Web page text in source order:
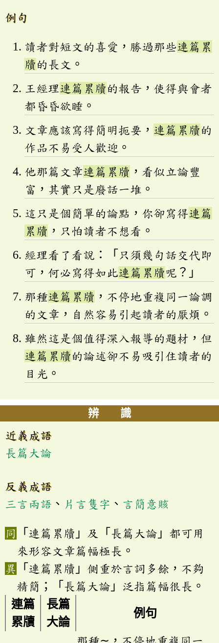
例句
讀者對短文的喜愛，勝過那些連篇累
牘的長文。
王經理連篇累牘的報告，使得與會者
都昏昏欲睡。
文章應該寫得簡明扼要， 連篇累牘的
作品不易受人歡迎。
他那篇文章連篇累牘 ，看似立論豐
富，其實只是廢話一堆。
這只是個簡單的論點，你卻寫得連篇
累牘 ，只怕讀者不想看。
經理看了看說：「只須幾句話交代即
可，何必寫得如此連篇累牘呢？」
那種連篇累牘 ，不停地重複同一論調
的文章，自然容易引起讀者的厭煩。
雖然這是個值得深入報導的題材，但
連篇累牘的論述卻不易吸引住讀者的
目光。
辨 識
近義成語
長篇大論
反義成語
三言兩語 、 片言隻字 、 言簡意賅
「連篇累牘」及「長篇大論」都可用
來形容文章篇幅極長。
「連篇累牘」側重於言詞多餘，不夠
精簡；「長篇大論」泛指篇幅很長。
連篇
累牘
長篇
大論
例句
那種∼，不停地重複同一